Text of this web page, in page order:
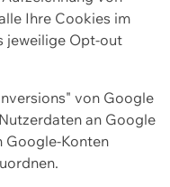
Ihre Cookies im
jeweilige Opt-out
von Google
an Google
Google-Konten